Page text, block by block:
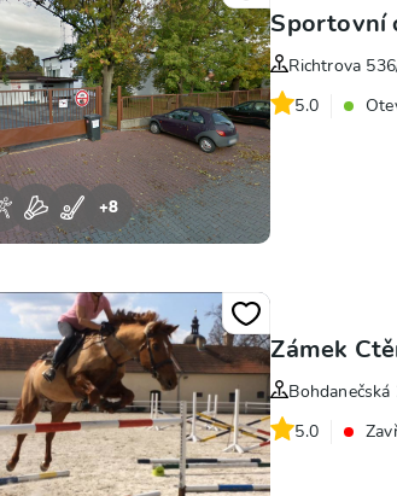
+8
Sportovní
Richtrova
5.0
Zámek
5.0